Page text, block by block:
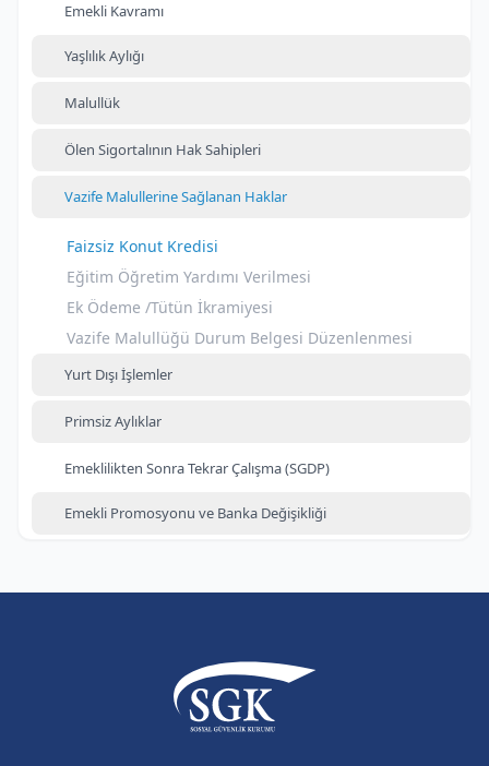
Emekli Kavramı
Yaşlılık Aylığı
Malullük
Ölen Sigortalının Hak Sahipleri
Vazife Malullerine Sağlanan Haklar
Faizsiz Konut Kredisi
Eğitim Öğretim Yardımı Verilmesi
Ek Ödeme /Tütün İkramiyesi
Vazife Malullüğü Durum Belgesi Düzenlenmesi
Yurt Dışı İşlemler
Primsiz Aylıklar
Emeklilikten Sonra Tekrar Çalışma (SGDP)
Emekli Promosyonu ve Banka Değişikliği